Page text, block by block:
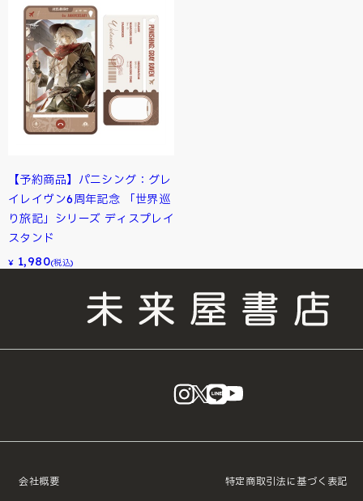
【予約商品】パニシング：グレ
イレイヴン6周年記念 「世界巡
り旅記」シリーズ ディスプレイ
スタンド
¥ 1,980(税込)
instagram
X LINE
会社概要 特定商取引法に基づく表記